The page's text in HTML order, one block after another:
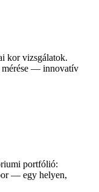
kor vizsgálatok.
mérése — innovatív
portfólió:
— egy helyen,